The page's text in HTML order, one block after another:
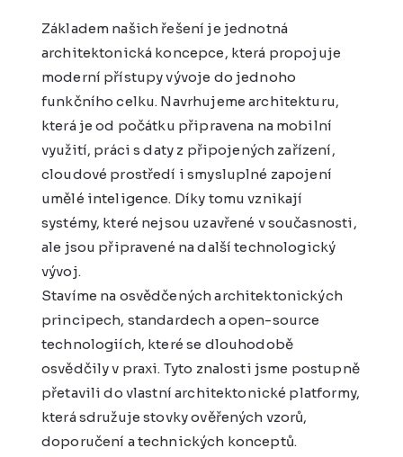
Základem našich řešení je jednotná
architektonická koncepce, která propojuje
moderní přístupy vývoje do jednoho
funkčního celku. Navrhujeme architekturu,
která je od počátku připravena na mobilní
využití, práci s daty z připojených zařízení,
cloudové prostředí i smysluplné zapojení
umělé inteligence. Díky tomu vznikají
systémy, které nejsou uzavřené v současnosti,
ale jsou připravené na další technologický
vývoj.
Stavíme na osvědčených architektonických
principech, standardech a open-source
technologiích, které se dlouhodobě
osvědčily v praxi. Tyto znalosti jsme postupně
přetavili do vlastní architektonické platformy,
která sdružuje stovky ověřených vzorů,
doporučení a technických konceptů.